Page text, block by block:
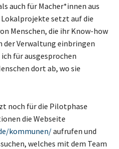
auch für Macher*innen aus
setzt auf die
Menschen, die ihr Know-how
der Verwaltung einbringen
für ausgesprochen
dort ab, wo sie
noch für die Pilotphase
die Webseite
kommunen/aufrufen und
welches mit dem Team